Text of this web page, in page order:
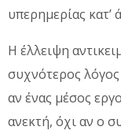
υπερημερίας κατ’
Η έλλειψη
συχνότερος λόγος
αν ένας μέσος
ανεκτή, όχι αν ο